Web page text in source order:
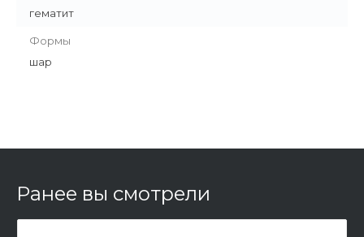
гематит
Формы
шар
Ранее вы смотрели